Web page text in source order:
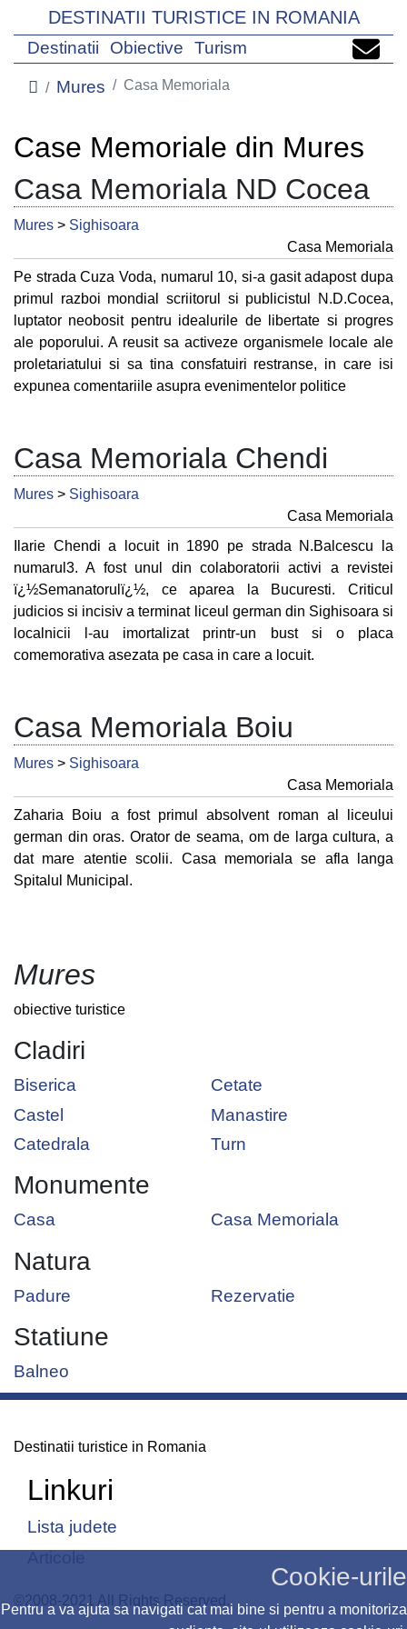
Cookie-urile
Pentru a va ajuta sa navigati cat mai bine si pentru a monitoriza
DESTINATII TURISTICE IN ROMANIA
Destinatii Obiective Turism
Mures Casa Memoriala
Case Memoriale din Mures
Casa Memoriala ND Cocea
Mures > Sighisoara
Casa Memoriala
Pe strada Cuza Voda, numarul 10, si-a gasit adapost dupa
primul razboi mondial scriitorul si publicistul N.D.Cocea,
luptator neobosit pentru idealurile de libertate si progres
ale poporului. A reusit sa activeze organismele locale ale
proletariatului si sa tina consfatuiri restranse, in care isi
expunea comentariile asupra evenimentelor politice
Casa Memoriala Chendi
Mures > Sighisoara
Casa Memoriala
Ilarie Chendi a locuit in 1890 pe strada N.Balcescu la
numarul3. A fost unul din colaboratorii activi a revistei
ï¿½Semanatorulï¿½, ce aparea la Bucuresti. Criticul
judicios si incisiv a terminat liceul german din Sighisoara si
localnicii l-au imortalizat printr-un bust si o placa
comemorativa asezata pe casa in care a locuit.
Casa Memoriala Boiu
Mures > Sighisoara
Casa Memoriala
Zaharia Boiu a fost primul absolvent roman al liceului
german din oras. Orator de seama, om de larga cultura, a
dat mare atentie scolii. Casa memoriala se afla langa
Spitalul Municipal.
Mures
obiective turistice
Cladiri
Biserica
Castel
Catedrala
Cetate
Manastire
Turn
Monumente
Casa Casa Memoriala
Natura
Padure Rezervatie
Statiune
Balneo
Destinatii turistice in Romania
Linkuri
Lista judete
©2008-2021 All Rights Reserved.